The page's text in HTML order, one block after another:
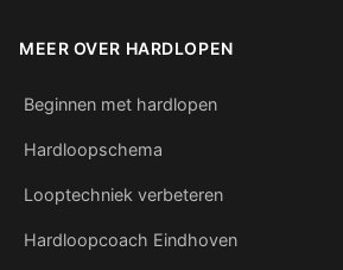
MEER OVER HARDLOPEN
Beginnen met hardlopen
Hardloopschema
Looptechniek verbeteren
Hardloopcoach Eindhoven